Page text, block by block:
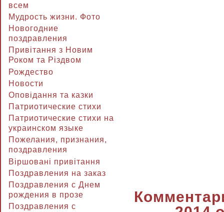
всем
Мудрость жизни. Фото
Новогодние
поздравления
Привітання з Новим
Роком та Різдвом
Рождество
Новости
Оповідання та казки
Патриотические стихи
Патриотические стихи на
украинском языке
Пожелания, признания,
поздравления
Віршовані привітання
Поздравления на заказ
Поздравления с Днем
рождения в прозе
Поздравления с